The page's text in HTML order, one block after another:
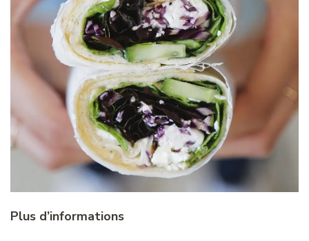
Plus d’informations